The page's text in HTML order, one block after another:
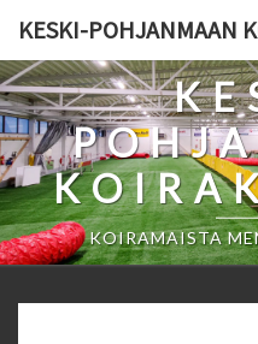
content
KESKI-POHJANMAAN
KOIRAMAISTA